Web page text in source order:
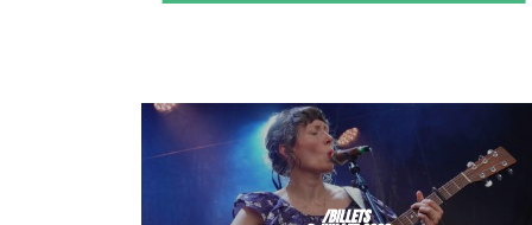
/BILLETS